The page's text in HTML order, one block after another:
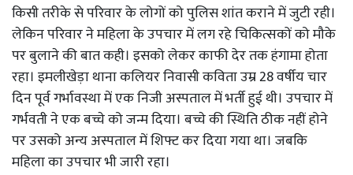
किसी तरीके से परिवार के लोगों को पुलिस शांत कराने में जुटी रही।
लेकिन परिवार ने महिला के उपचार में लग रहे चिकित्सकों को मौके
पर बुलाने की बात कही। इसको लेकर काफी देर तक हंगामा होता
रहा। इमलीखेड़ा थाना कलियर निवासी कविता उम्र 28 वर्षीय चार
दिन पूर्व गर्भावस्था में एक निजी अस्पताल में भर्ती हुई थी। उपचार में
गर्भवती ने एक बच्चे को जन्म दिया। बच्चे की स्थिति ठीक नहीं होने
पर उसको अन्य अस्पताल में शिफ्ट कर दिया गया था। जबकि
महिला का उपचार भी जारी रहा।